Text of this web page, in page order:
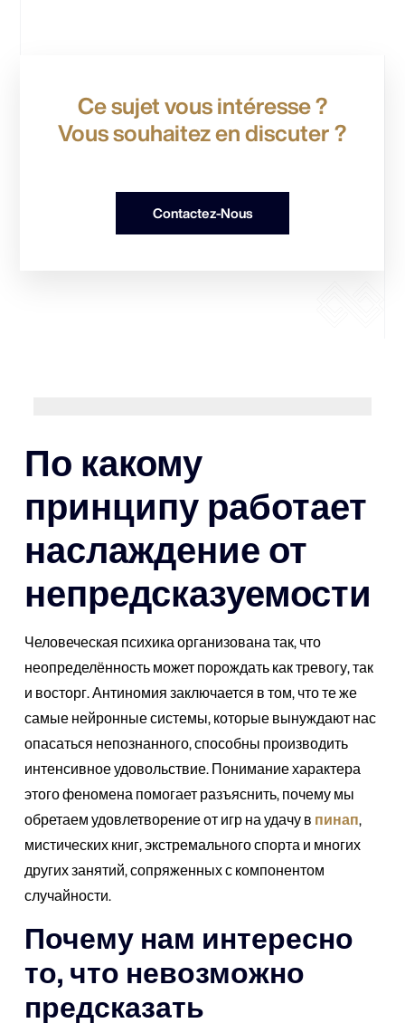
Ce sujet vous intéresse ?
Vous souhaitez en discuter ?
Contactez-Nous
По какому
принципу работает
наслаждение от
непредсказуемости
Человеческая психика организована так, что
неопределённость может порождать как тревогу, так
и восторг. Антиномия заключается в том, что те же
самые нейронные системы, которые вынуждают нас
опасаться непознанного, способны производить
интенсивное удовольствие. Понимание характера
этого феномена помогает разъяснить, почему мы
обретаем удовлетворение от игр на удачу в пинап
мистических книг, экстремального спорта и многих
других занятий, сопряженных с компонентом
случайности.
Почему нам интересно
то, что невозможно
предсказать